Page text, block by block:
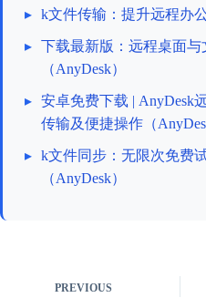
▸ k文件传输：提升远程办
▸ 下载最新版：远程桌面
（AnyDesk）
▸ 安卓免费下载 | AnyDesk
传输及便捷操作（
▸ k文件同步：无限次免费
（AnyDesk）
PREVIOUS